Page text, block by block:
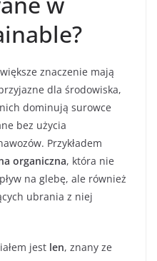
znaczenie mają
dla środowiska,
dominują surowce
bez użycia
Przykładem
organiczna, która nie
na glebę, ale również
ubrania z niej
jest len, znany ze